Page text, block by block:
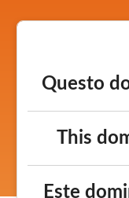
Questo
This
Este